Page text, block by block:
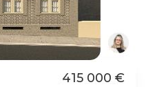
415 000 €